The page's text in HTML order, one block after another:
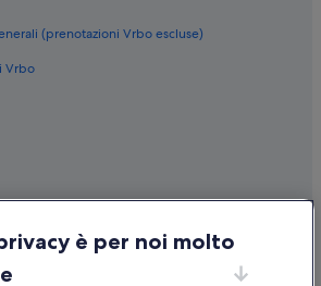
(prenotazioni Vrbo escluse)
Vrbo
e segnalazione dei contenuti
è per noi molto